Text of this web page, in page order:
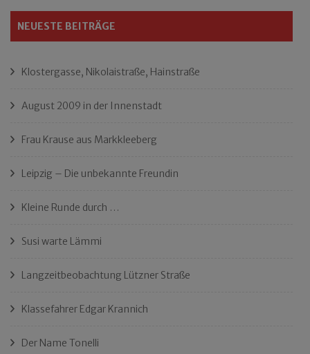
NEUESTE BEITRÄGE
Klostergasse, Nikolaistraße, Hainstraße
August 2009 in der Innenstadt
Frau Krause aus Markkleeberg
Leipzig – Die unbekannte Freundin
Kleine Runde durch …
Susi warte Lämmi
Langzeitbeobachtung Lützner Straße
Klassefahrer Edgar Krannich
Der Name Tonelli